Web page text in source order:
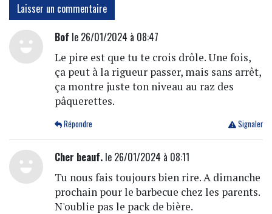
Laisser un commentaire
Bof le 26/01/2024 à 08:47
Le pire est que tu te crois drôle. Une fois,
ça peut à la rigueur passer, mais sans arrêt,
ça montre juste ton niveau au raz des
pâquerettes.
Signaler
Répondre
Cher beauf.le 26/01/2024 à 08:11
Tu nous fais toujours bien rire. A dimanche
prochain pour le barbecue chez les parents.
N'oublie pas le pack de bière.